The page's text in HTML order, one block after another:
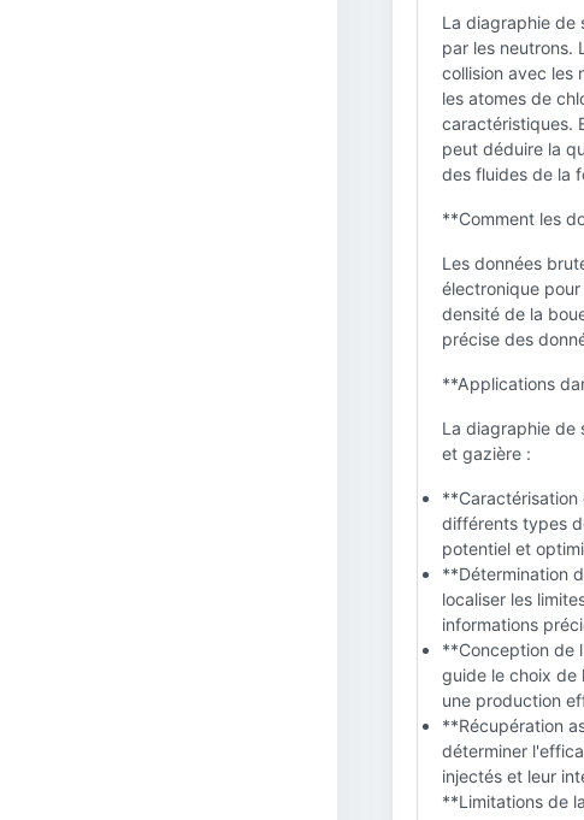
La diagraphie de
par les neutrons.
collision avec les
les atomes de
caractéristiques.
peut déduire la
des fluides de la
**Comment les
Les données
électronique
densité de la
précise des
**Applications
La diagraphie de
et gazière :
différents types
potentiel et
**Détermination
localiser les
informations
**Conception de
guide le choix de
une production
**Récupération
déterminer
injectés et leur
**Limitations de